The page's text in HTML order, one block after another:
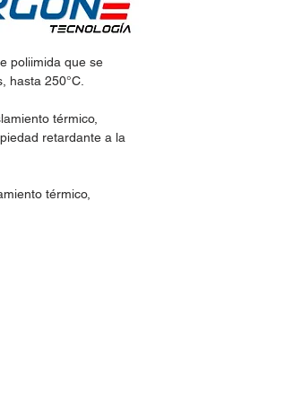
poliimida que se
hasta 250°C.
térmico,
retardante a la
térmico,